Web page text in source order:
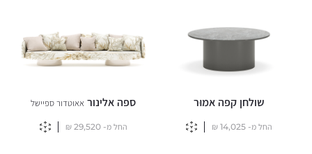
שולחן קפה אמוּר
החל מ-14,025
₪
ספה אלינור אאוטדור ספיישל
החל מ-29,520
₪